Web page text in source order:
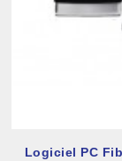
Logiciel PC